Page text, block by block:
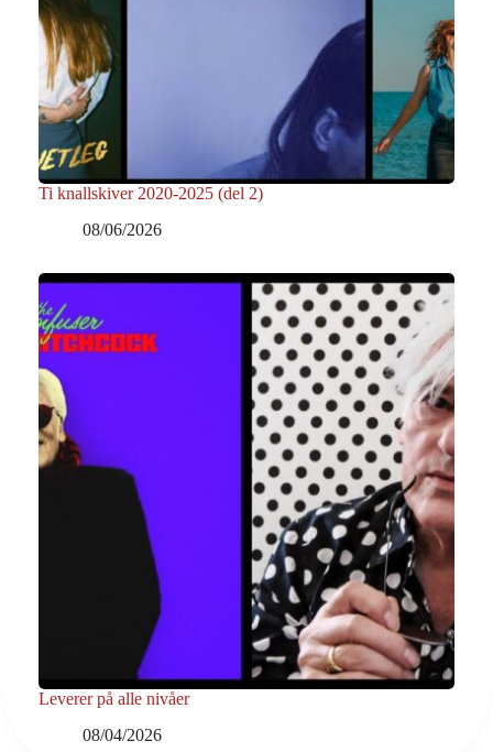
Ti knallskiver 2020-2025 (del 2)
08/06/2026
Leverer på alle nivåer
08/04/2026